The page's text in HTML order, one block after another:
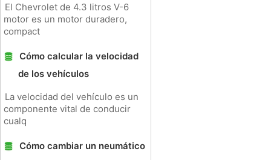
El Chevrolet de 4.3 litros V-6
motor es un motor duradero,
compact
Cómo calcular la velocidad
de los vehículos
La velocidad del vehículo es un
componente vital de conducir
cualq
Cómo cambiar un neumático